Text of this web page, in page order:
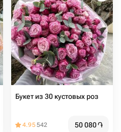
Букет из 30 кустовых роз
4.95542 50 080֏